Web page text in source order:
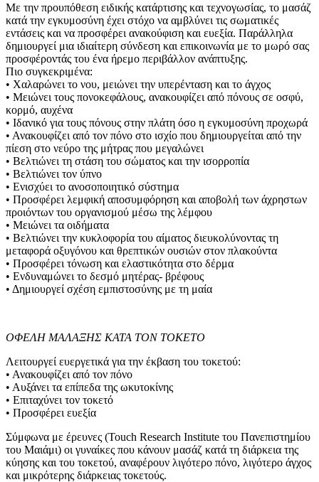
Με την προυπόθεση ειδικής κατάρτισης και τεχνογωσίας, το μασάζ
κατά την εγκυμοσύνη έχει στόχο να αμβλύνει τις σωματικές
εντάσεις και να προσφέρει ανακούφιση και ευεξία. Παράλληλα
δημιουργεί μια ιδιαίτερη σύνδεση και επικοινωνία με το μωρό σας
προσφέροντάς του ένα ήρεμο περιβάλλον ανάπτυξης.
Πιο συγκεκριμένα:
• Χαλαρώνει το νου, μειώνει την υπερένταση και το άγχος
• Μειώνει τους πονοκεφάλους, ανακουφίζει από πόνους σε οσφύ,
κορμό, αυχένα
• Ιδανικό για τους πόνους στην πλάτη όσο η εγκυμοσύνη προχωρά
• Ανακουφίζει από τον πόνο στο ισχίο που δημιουργείται από την
πίεση στο νεύρο της μήτρας που μεγαλώνει
• Βελτιώνει τη στάση του σώματος και την ισορροπία
• Βελτιώνει τον ύπνο
• Ενισχύει το ανοσοποιητικό σύστημα
• Προσφέρει λεμφική αποσυμφόρηση και αποβολή των άχρηστων
προιόντων του οργανισμού μέσω της λέμφου
• Μειώνει τα οιδήματα
• Βελτιώνει την κυκλοφορία του αίματος διευκολύνοντας τη
μεταφορά οξυγόνου και θρεπτικών ουσιών στον πλακούντα
• Προσφέρει τόνωση και ελαστικότητα στο δέρμα
• Ενδυναμώνει το δεσμό μητέρας- βρέφους
• Δημιουργεί σχέση εμπιστοσύνης με τη μαία
ΟΦΕΛΗ ΜΑΛΑΞΗΣ ΚΑΤΑ ΤΟΝ ΤΟΚΕΤΟ
Λειτουργεί ευεργετικά για την έκβαση του τοκετού:
• Ανακουφίζει από τον πόνο
• Αυξάνει τα επίπεδα της ωκυτοκίνης
• Επιταχύνει τον τοκετό
• Προσφέρει ευεξία
Σύμφωνα με έρευνες (Touch Research Institute του Πανεπιστημίου
του Μαιάμι) οι γυναίκες που κάνουν μασάζ κατά τη διάρκεια της
κύησης και του τοκετού, αναφέρουν λιγότερο πόνο, λιγότερο άγχος
και μικρότερης διάρκειας τοκετούς.